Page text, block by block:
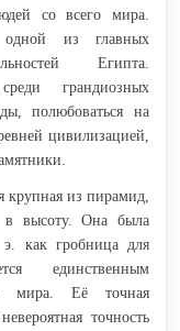
со всего мира.
одной из главных
Египта.
грандиозных
полюбоваться на
цивилизацией,
крупная из пирамид,
в высоту. Она была
как гробница для
единственным
мира. Её точная
точность